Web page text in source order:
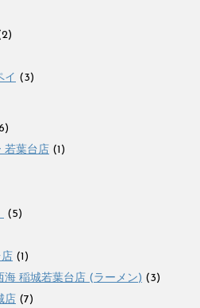
イ (3)
若葉台店 (1)
(5)
(1)
海 稲城若葉台店 (ラーメン) (3)
店 (7)